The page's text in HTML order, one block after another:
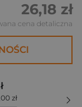
26,18 zł
cena detaliczna
zł